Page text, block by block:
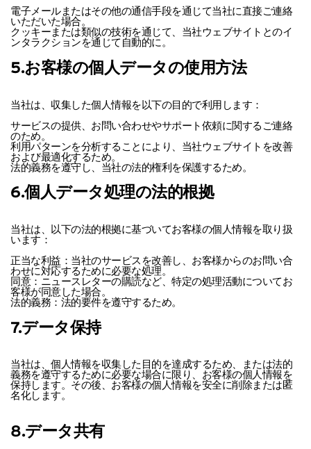
電子メールまたはその他の通信手段を通じて当社に直接ご連絡
いただいた場合。
クッキーまたは類似の技術を通じて、当社ウェブサイトとのイ
ンタラクションを通じて自動的に。
5.お客様の個人データの使用方法
当社は、収集した個人情報を以下の目的で利用します：
サービスの提供、お問い合わせやサポート依頼に関するご連絡
のため。
利用パターンを分析することにより、当社ウェブサイトを改善
および最適化するため。
法的義務を遵守し、当社の法的権利を保護するため。
6.個人データ処理の法的根拠
当社は、以下の法的根拠に基づいてお客様の個人情報を取り扱
います：
正当な利益：当社のサービスを改善し、お客様からのお問い合
わせに対応するために必要な処理。
同意：ニュースレターの購読など、特定の処理活動についてお
客様が同意した場合。
法的義務：法的要件を遵守するため。
7.データ保持
当社は、個人情報を収集した目的を達成するため、または法的
義務を遵守するために必要な場合に限り、お客様の個人情報を
保持します。その後、お客様の個人情報を安全に削除または匿
名化します。
8.データ共有